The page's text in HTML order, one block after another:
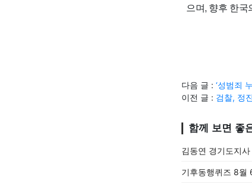
으며, 향후 한
다음 글 : ‘성범죄
이전 글 : 검찰, 정
함께 보면 좋
김동연 경기도지
기후동행퀴즈 8월